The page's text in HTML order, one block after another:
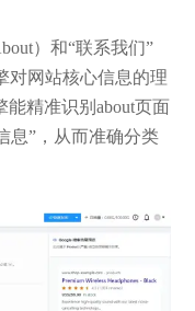
）和“联系我们”
对网站核心信息的理
精准识别about页面
息”，从而准确分类